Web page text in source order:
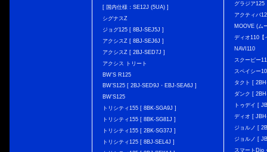
[ 国内仕様：SE12J (5UA) ]
シグナスZ
ジョグ125 [ 8BJ-SEJ5J ]
アクシスZ [ 8BJ-SEJ6J ]
アクシスZ [ 2BJ-SED7J ]
アクシス トリート
BW'S R125
BW’S125 [ 2BJ-SED9J・EBJ-SEA6J ]
BW'S125
トリシティ155 [ 8BK-SGA9J ]
トリシティ155 [ 8BK-SG81J ]
トリシティ155 [ 2BK-SG37J ]
トリシティ125 [ 8BJ-SEL4J ]
グラジア125
アクティバ
MOOVE (ム
ディオ110【
NAVI110
スクーピー
スペイシー
タクト [
ダンク [
トゥデイ [
ディオ [
ジョルノ [
ジョルノ [
スマートDio